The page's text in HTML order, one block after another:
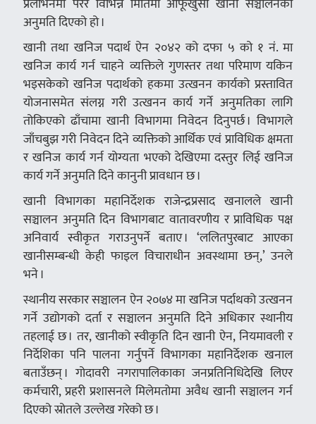
अनुमति दिएको हो ।
खानी तथा खनिज पदार्थ ऐन २०४२ को दफा ५ को १ नं. मा
खनिज कार्य गर्न चाहने व्यक्तिले गुणस्तर तथा परिमाण यकिन
भइसकेको खनिज पदार्थको हकमा उत्खनन कार्यको प्रस्तावित
योजनासमेत संलग्न गरी उत्खनन कार्य गर्ने अनुमतिका लागि
तोकिएको ढाँचामा खानी विभागमा निवेदन दिनुपर्छ । विभागले
जाँचबुझ गरी निवेदन दिने व्यक्तिको आर्थिक एवं प्राविधिक क्षमता
र खनिज कार्य गर्न योग्यता भएको देखिएमा दस्तुर लिई खनिज
कार्य गर्ने अनुमति दिने कानुनी प्रावधान छ ।
खानी विभागका महानिर्देशक राजेन्द्रप्रसाद खनालले खानी
सञ्चालन अनुमति दिन विभागबाट वातावरणीय र प्राविधिक पक्ष
अनिवार्य स्वीकृत गराउनुपर्ने बताए । ‘ललितपुरबाट आएका
खानीसम्बन्धी केही फाइल विचाराधीन अवस्थामा छन्,’ उनले
भने ।
स्थानीय सरकार सञ्चालन ऐन २०७४ मा खनिज पर्दाथको उत्खनन
गर्ने उद्योगको दर्ता र सञ्चालन अनुमति दिने अधिकार स्थानीय
तहलाई छ । तर, खानीको स्वीकृति दिन खानी ऐन, नियमावली र
निर्देशिका पनि पालना गर्नुपर्ने विभागका महानिर्देशक खनाल
बताउँछन् । गोदावरी नगरापालिकाका जनप्रतिनिधिदेखि लिएर
कर्मचारी, प्रहरी प्रशासनले मिलेमतोमा अवैध खानी सञ्चालन गर्न
दिएको स्रोतले उल्लेख गरेको छ ।